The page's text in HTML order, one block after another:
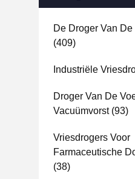
De Droger Van
(409)
Industriële
Droger Van De
Vacuümvorst(93)
Vriesdrogers Voor
Farmaceutische
(38)